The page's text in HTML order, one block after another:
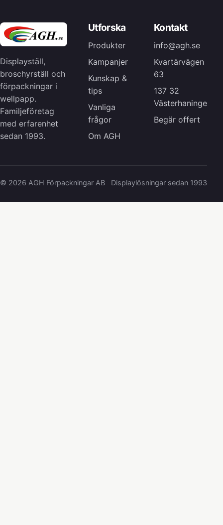
Displayställ,
broschyrställ och
förpackningar i
wellpapp.
Familjeföretag
med erfarenhet
sedan 1993.
Utforska
Produkter
Kampanjer
Kunskap &
tips
Vanliga
frågor
Om AGH
Kontakt
info@agh.se
Kvartärvägen
63
137 32
Västerhaninge
Begär offert
© 2026 AGH Förpackningar AB Displaylösningar sedan 1993